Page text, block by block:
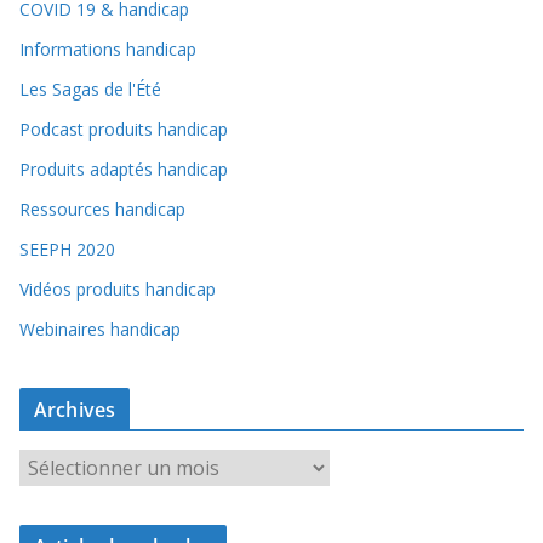
COVID 19 & handicap
Informations handicap
Les Sagas de l'Été
Podcast produits handicap
Produits adaptés handicap
Ressources handicap
SEEPH 2020
Vidéos produits handicap
Webinaires handicap
Archives
r
c